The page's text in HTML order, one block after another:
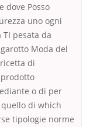
dove Posso
uno ogni
pesata da
Moda del
di
o di per
di which
tipologie norme